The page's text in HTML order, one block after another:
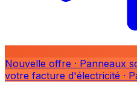
Nouvelle offre · Panneaux
votre facture d'électricité ·